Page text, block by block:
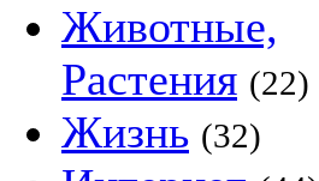
Животные,
Растения (22)
Жизнь (32)